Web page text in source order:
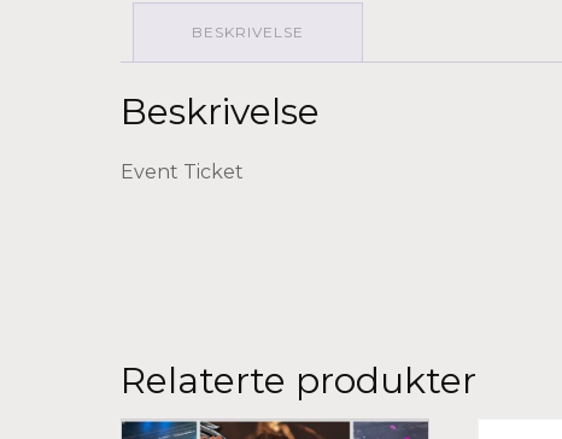
BESKRIVELSE
Beskrivelse
Event Ticket
Relaterte produkter